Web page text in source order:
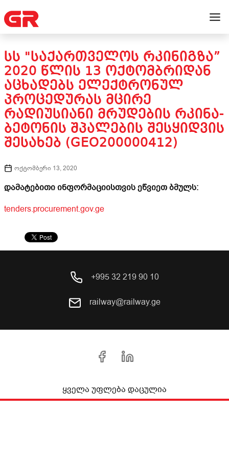
ᲡᲡ "ᲡᲐᲥᲐᲠᲗᲕᲔᲚᲝᲡ ᲠᲙᲘᲜᲘᲒᲖᲐ”
2020 ᲬᲚᲘᲡ 13 ᲝᲥᲢᲝᲛᲑᲠᲘᲓᲐᲜ
ᲐᲪᲮᲐᲓᲔᲑᲡ ᲔᲚᲔᲥᲢᲠᲝᲜᲣᲚ
ᲞᲠᲝᲪᲔᲓᲣᲠᲐᲡ ᲛᲪᲘᲠᲔ
ᲠᲐᲓᲘᲣᲡᲘᲐᲜᲘ ᲛᲠᲣᲓᲔᲑᲘᲡ ᲠᲙᲘᲜᲐ-
ᲑᲔᲢᲝᲜᲘᲡ ᲨᲞᲐᲚᲔᲑᲘᲡ ᲨᲔᲡᲧᲘᲓᲕᲘᲡ
ᲨᲔᲡᲐᲮᲔᲑ (GEO200000412)
ოქტომბერი 13, 2020
დამატებითი ინფორმაციისთვის ეწვიეთ ბმულს:
tenders.procurement.gov.ge
+995 32 219 90 10
railway@railway.ge
ყველა უფლება დაცულია